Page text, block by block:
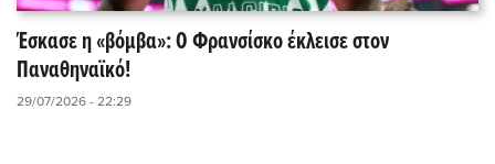
Έσκασε η «βόμβα»: Ο Φρανσίσκο έκλεισε στον
Παναθηναϊκό!
29/07/2026 - 22:29